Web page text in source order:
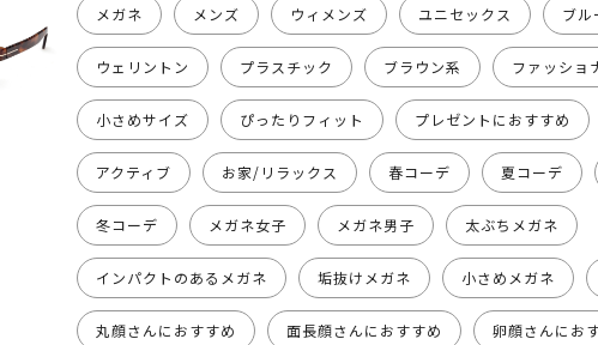
メガネ メンズ ウィメンズ ユニセックス ブル
ウェリントン プラスチック ブラウン系 ファッショ
小さめサイズ ぴったりフィット プレゼントにおすすめ
アクティブ お家/リラックス 春コーデ 夏コーデ
冬コーデ メガネ女子 メガネ男子 太ぶちメガネ
インパクトのあるメガネ 垢抜けメガネ 小さめメガネ
丸顔さんにおすすめ 面長顔さんにおすすめ 卵顔さんにお